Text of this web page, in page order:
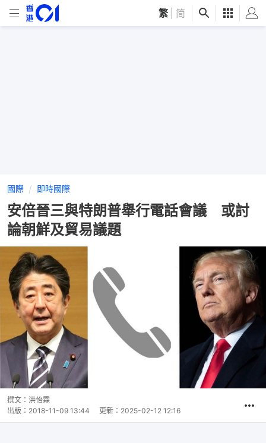
繁 简
國際 即時國際
安倍晉三與特朗普舉行電話會議 或討
論朝鮮及貿易議題
撰文： 洪怡霖
出版： 2018-11-09 13:44 更新： 2025-02-12 12:16